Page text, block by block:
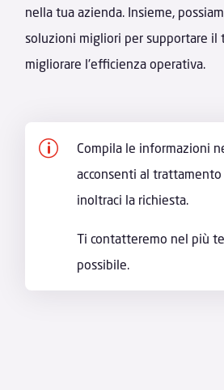
nella tua azienda. Insieme,
soluzioni migliori per supportare il
migliorare l'efficienza operativa.
p
Compila le informazioni
acconsenti al
inoltraci la richiesta.
Ti contatteremo nel più
possibile.